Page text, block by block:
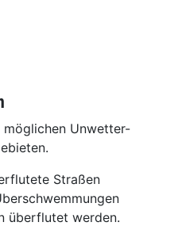
möglichen Unwetter-
Straßen
überflutet werden.